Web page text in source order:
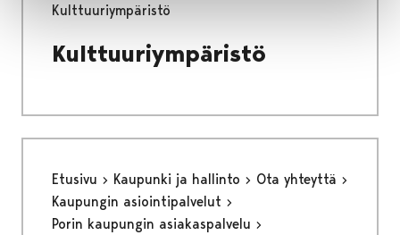
Kulttuuriympäristö
Kulttuuriympäristö
Etusivu Kaupunki ja hallinto
Ota yhteyttä
Kaupungin asiointipalvelut
Porin kaupungin asiakaspalvelu